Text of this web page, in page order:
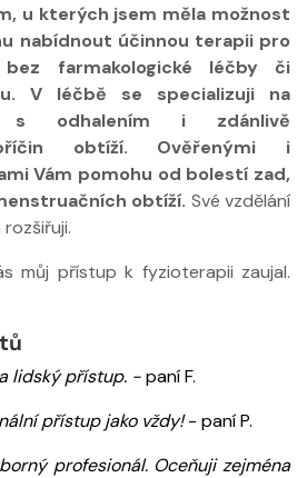
u kterých jsem měla možnost
nabídnout účinnou terapii pro
farmakologické léčby či
V léčbě se specializuji na
s odhalením i zdánlivě
obtíží. Ověřenými i
Vám pomohu od bolestí zad,
obtíží. Své vzdělání
můj přístup k fyzioterapii zaujal.
lidský přístup. -paní F.
přístup jako vždy!- paní P.
profesionál. Oceňuji zejména